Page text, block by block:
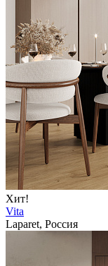
Хит!
Vita
Laparet, Россия